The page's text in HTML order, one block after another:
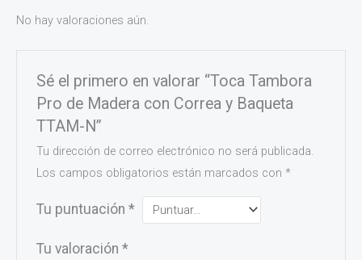
No hay valoraciones aún.
Sé el primero en valorar “Toca Tambora
Pro de Madera con Correa y Baqueta
TTAM-N”
Tu dirección de correo electrónico no será publicada.
Los campos obligatorios están marcados con*
Tu puntuación*
Tu valoración*